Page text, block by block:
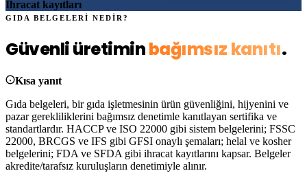
İhracat kayıtları
GIDA BELGELERİ NEDİR?
Güvenli üretiminbağımsız kanıtı.
Kısa yanıt
Gıda belgeleri, bir gıda işletmesinin ürün güvenliğini, hijyenini ve
pazar gerekliliklerini bağımsız denetimle kanıtlayan sertifika ve
standartlardır. HACCP ve ISO 22000 gibi sistem belgelerini; FSSC
22000, BRCGS ve IFS gibi GFSI onaylı şemaları; helal ve kosher
belgelerini; FDA ve SFDA gibi ihracat kayıtlarını kapsar. Belgeler
akredite/tarafsız kuruluşların denetimiyle alınır.